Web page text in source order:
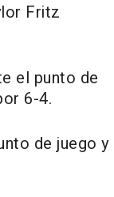
Fritz
el punto de
6-4.
de juego y